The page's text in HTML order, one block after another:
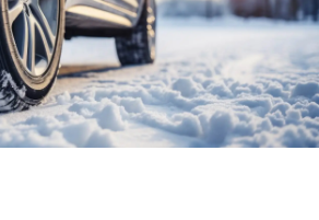
winterbanden
bij jou in de buurt
Merken: